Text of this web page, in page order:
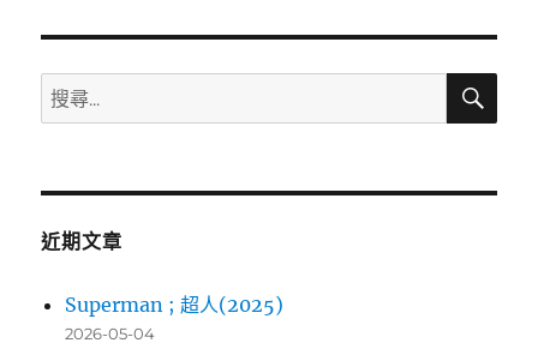
搜
尋
鍵
搜
近期文章
Superman ; 超人(2025)
2026-05-04